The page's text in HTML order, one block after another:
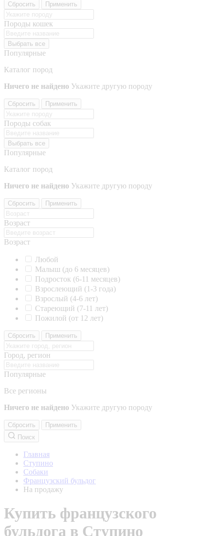
Сбросить Применить
Породы кошек
Выбрать все
Популярные
Каталог пород
Ничего не найдено Укажите другую породу
Сбросить Применить
Породы собак
Выбрать все
Популярные
Каталог пород
Ничего не найдено Укажите другую породу
Сбросить Применить
Возраст
Возраст
Любой
Малыш (до 6 месяцев)
Подросток (6-11 месяцев)
Взрослеющий (1-3 года)
Взрослый (4-6 лет)
Стареющий (7-11 лет)
Пожилой (от 12 лет)
Сбросить Применить
Город, регион
Популярные
Все регионы
Ничего не найдено Укажите другую породу
Сбросить
Применить
Поиск
Главная
Ступино
Собаки
Французский бульдог
На продажу
Купить французского
бульдога в Ступино